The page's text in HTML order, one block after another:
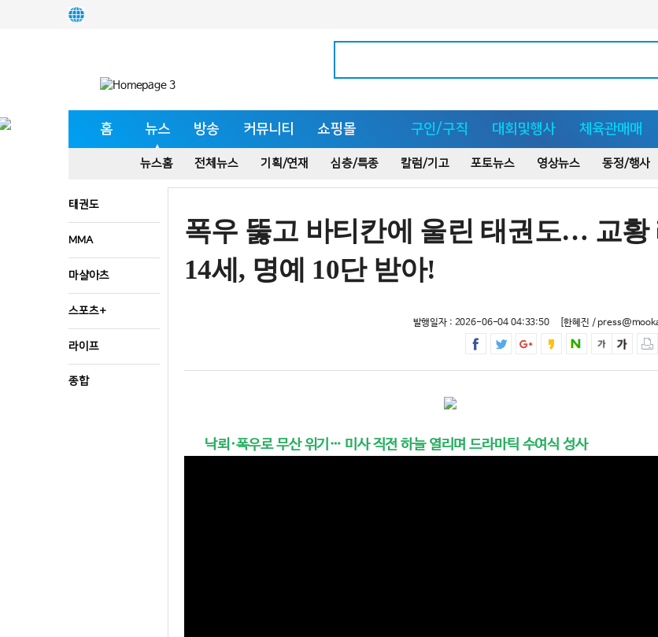
홈 뉴스 방송 커뮤니티 쇼핑몰 구인/구직 대회및행사 체육관매매
뉴스홈 전체뉴스 기획/연재 심층/특종 칼럼/기고 포토뉴스 영상뉴스 동정/행사
태권도
MMA
마샬아츠
스포츠+
라이프
종합
폭우 뚫고 바티칸에 울린 태권도… 교황
14세, 명예 10단 받아!
발행일자 : 2026-06-04 04:33:50 [한혜진 /
낙뢰·폭우로 무산 위기… 미사 직전 하늘 열리며 드라마틱 수여식 성사